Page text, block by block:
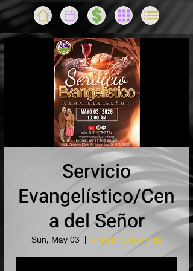
Servicio
Evangelístico/Cen
a del Señor
Sun, May 03
  |
Iglesia Nueva Vida